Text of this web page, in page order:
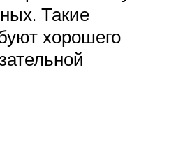
Такие
хорошего